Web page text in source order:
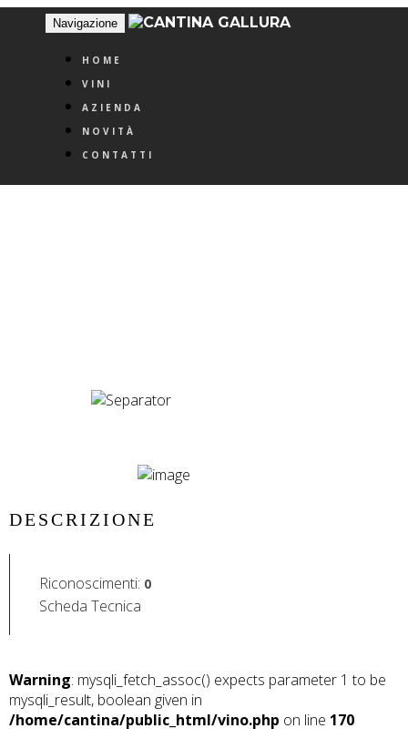
Navigazione
HOME
VINI
AZIENDA
NOVITÀ
CONTATTI
DESCRIZIONE
Riconoscimenti: 0
Scheda Tecnica
Warning: mysqli_fetch_assoc() expects parameter 1 to be
mysqli_result, boolean given in
/home/cantina/public_html/vino.php on line 170